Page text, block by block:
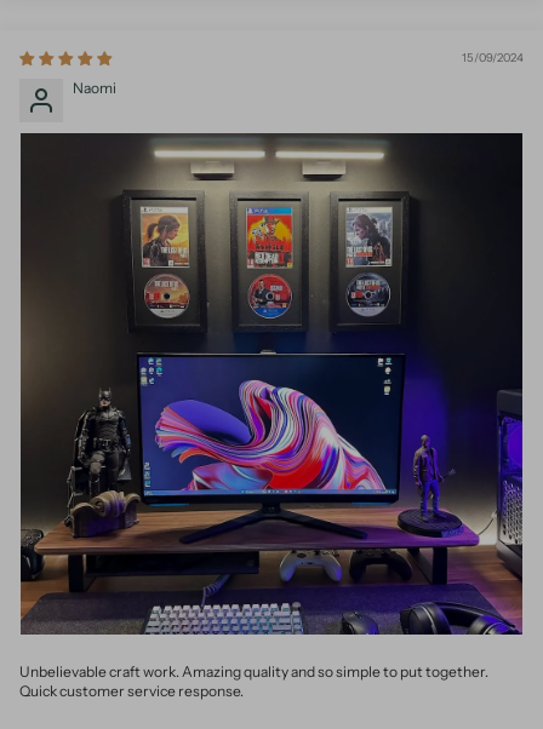
15/09/2024
Naomi
Unbelievable craft work. Amazing quality and so simple to put together.
Quick customer service response.